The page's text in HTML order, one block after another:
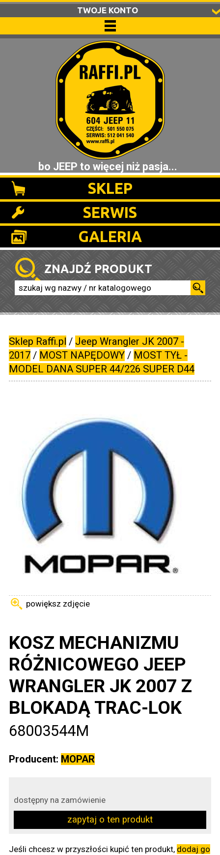
TWOJE KONTO
bo JEEP to więcej niż pasja...
SKLEP
SERWIS
GALERIA
ZNAJDŹ PRODUKT
Sklep Raffi.pl / Jeep Wrangler JK 2007 -
2017/ MOST NAPĘDOWY/ MOST TYŁ -
MODEL DANA SUPER 44/226 SUPER D44
powiększ zdjęcie
KOSZ MECHANIZMU
RÓŻNICOWEGO JEEP
WRANGLER JK 2007 Z
BLOKADĄ TRAC-LOK
68003544M
Producent: MOPAR
dostępny na zamówienie
zapytaj o ten produkt
Jeśli chcesz w przyszłości kupić ten produkt, dodaj go